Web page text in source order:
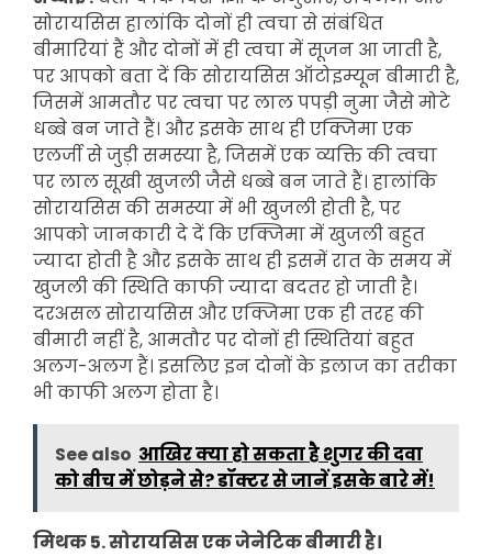
सोरायसिस हालांकि दोनों ही त्वचा से संबंधित
बीमारियां हैं और दोनों में ही त्वचा में सूजन आ जाती है,
पर आपको बता दें कि सोरायसिस ऑटोइम्यून बीमारी है,
जिसमें आमतौर पर त्वचा पर लाल पपड़ी नुमा जैसे मोटे
धब्बे बन जाते हैं। और इसके साथ ही एक्जिमा एक
एलर्जी से जुड़ी समस्या है, जिसमें एक व्यक्ति की त्वचा
पर लाल सूखी खुजली जैसे धब्बे बन जाते हैं। हालांकि
सोरायसिस की समस्या में भी खुजली होती है, पर
आपको जानकारी दे दें कि एक्जिमा में खुजली बहुत
ज्यादा होती है और इसके साथ ही इसमें रात के समय में
खुजली की स्थिति काफी ज्यादा बदतर हो जाती है।
दरअसल सोरायसिस और एक्जिमा एक ही तरह की
बीमारी नहीं है, आमतौर पर दोनों ही स्थितियां बहुत
अलग-अलग हैं। इसलिए इन दोनों के इलाज का तरीका
भी काफी अलग होता है।
See also आखिर क्या हो सकता है शुगर की दवा
को बीच में छोड़ने से? डॉक्टर से जानें इसके बारे में!
मिथक 5. सोरायसिस एक जेनेटिक बीमारी है।